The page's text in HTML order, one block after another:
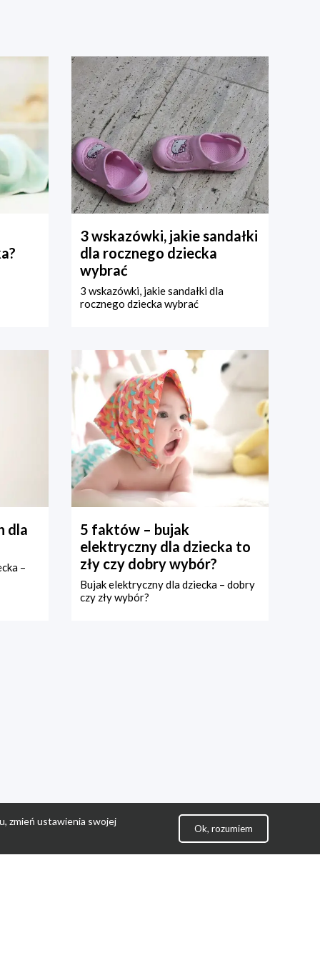
3 wskazówki, jakie sandałki
dla rocznego dziecka
wybrać
3 wskazówki, jakie sandałki dla
rocznego dziecka wybrać
dla
–
5 faktów – bujak
elektryczny dla dziecka to
zły czy dobry wybór?
Bujak elektryczny dla dziecka – dobry
czy zły wybór?
zmień ustawienia swojej
Ok, rozumiem